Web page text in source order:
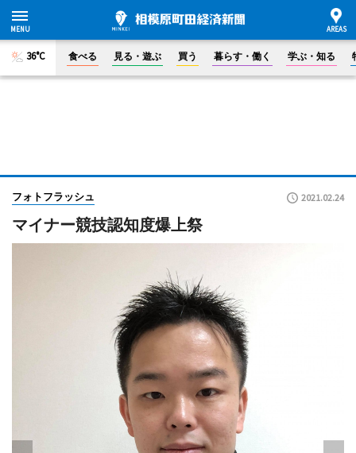
36°C 食べる 見る・遊ぶ 買う 暮らす・働く 学ぶ・知る
フォトフラッシュ 2021.02.24
マイナー競技認知度爆上祭